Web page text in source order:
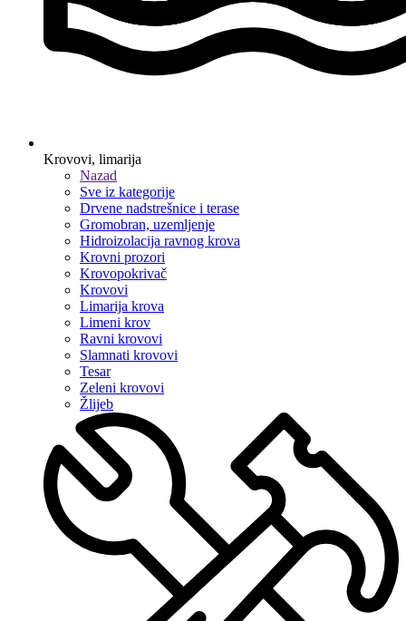
Krovovi, limarija
Nazad
Sve iz kategorije
Drvene nadstrešnice i terase
Gromobran, uzemljenje
Hidroizolacija ravnog krova
Krovni prozori
Krovopokrivač
Krovovi
Limarija krova
Limeni krov
Ravni krovovi
Slamnati krovovi
Tesar
Zeleni krovovi
Žlijeb